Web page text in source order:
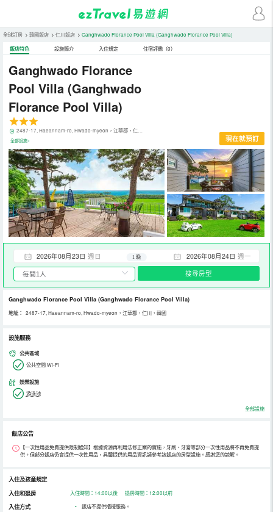
全球訂房 > 韓國飯店 > 仁川飯店 > Ganghwado Florance Pool Villa (Ganghwado Florance Pool Villa)
飯店特色 設施簡介 入住規定 住宿評鑑（0）
Ganghwado Florance
Pool Villa (Ganghwado
Florance Pool Villa)
2487-17, Haeannam-ro, Hwado-myeon，江華郡，仁川，韓國
全部設施> 現在就預訂
2026年08月23日 週日 2026年08月24日 週一
1 晚
搜尋房型
Ganghwado Florance Pool Villa (Ganghwado Florance Pool Villa)
地址： 2487-17, Haeannam-ro, Hwado-myeon，江華郡，仁川，韓國
設施服務
公共區域
公共空間 Wi-Fi
娛樂設施
游泳池
全部設施
飯店公告
【一次性用品免費提供限制通知】根據資源再利用法修正案的實施，牙刷、牙膏等部分一次性用品將不再免費提
供。但部分飯店仍會提供一次性用品，具體提供的用品資訊請參考該飯店的房型設施。感謝您的諒解。
入住及孩童規定
入住和退房
入住時間：14:00以後 退房時間：12:00以前
入住方式 • 飯店不提供櫃檯服務。